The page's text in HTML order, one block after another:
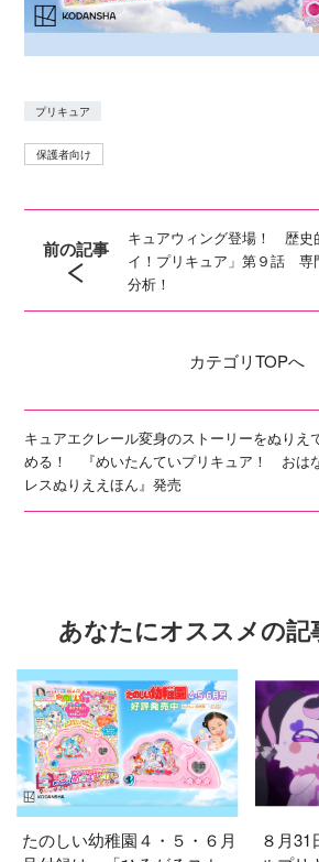
プリキュア
保護者向け
前の記事
キュアウィング登場！ 歴史
イ！プリキュア」第９話 専
分析！
カテゴリTOPへ
キュアエクレール変身のストーリーをぬりえ
める！ 『めいたんていプリキュア！ おは
レスぬりええほん』発売
あなたにオススメの記
たのしい幼稚園４・５・６月
８月31